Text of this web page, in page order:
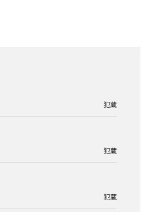
犯蔵
犯蔵
犯蔵